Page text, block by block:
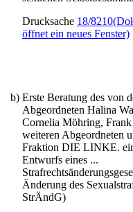
Drucksache 18/8210
öffnet ein neues Fenster)
b) Erste Beratung des von
Abgeordneten Halina
Cornelia Möhring, Frank
weiteren Abgeordneten
Fraktion DIE LINKE.
Entwurfs eines ...
Änderung des
StrÄndG)